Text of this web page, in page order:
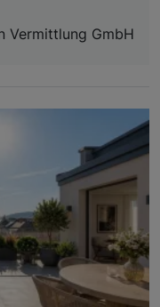
Vermittlung GmbH